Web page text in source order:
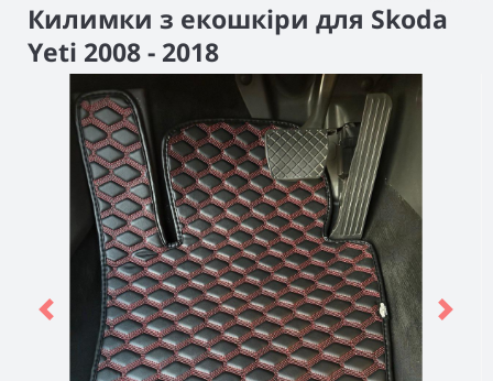
Килимки з екошкіри для Skoda
Yeti 2008 - 2018
Previous Next